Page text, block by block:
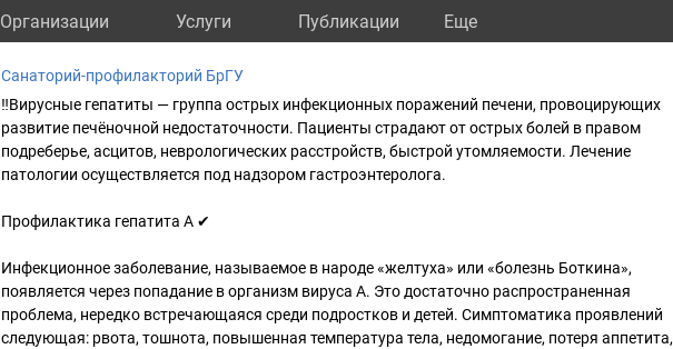
Организации Услуги Публикации Eще
Санаторий-профилакторий БрГУ
‼Вирусные гепатиты — группа острых инфекционных поражений печени, провоцирующих
развитие печёночной недостаточности. Пациенты страдают от острых болей в правом
подреберье, асцитов, неврологических расстройств, быстрой утомляемости. Лечение
патологии осуществляется под надзором гастроэнтеролога.
Профилактика гепатита А ✔
Инфекционное заболевание, называемое в народе «желтуха» или «болезнь Боткина»,
появляется через попадание в организм вируса А. Это достаточно распространенная
проблема, нередко встречающаяся среди подростков и детей. Симптоматика проявлений
следующая: рвота, тошнота, повышенная температура тела, недомогание, потеря аппетита,